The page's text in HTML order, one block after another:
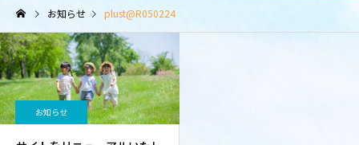
お知らせ plust@R050224
お知らせ